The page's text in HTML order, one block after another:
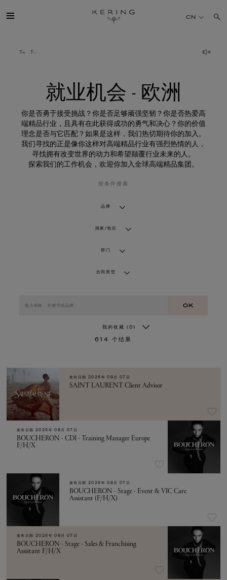
业
机
可持续发展
FINANCE
加入我们
CN
就业机会 - 欧洲
你是否勇于接受挑战？你是否足够顽强坚韧？你是否热爱高
端精品行业，且具有在此获得成功的勇气和决心？你的价值
理念是否与它匹配？如果是这样，我们热切期待你的加入。
我们寻找的正是像你这样对高端精品行业有强烈热情的人，
寻找拥有改变世界的动力和希望颠覆行业未来的人。
探索我们的工作机会，欢迎你加入全球高端精品集团。
按条件搜索
品牌
国家/地区
部门
合同类型
OK
我的收藏 (0)
614 个结果
发布日期 2026年 08月 07日
SAINT LAURENT Client Advisor
发布日期 2026年 08月 07日
BOUCHERON - CDI - Training Manager Europe
F/H/X
发布日期 2026年 08月 07日
BOUCHERON - Stage - Event & VIC Care
Assistant (F/H/X)
发布日期 2026年 08月 07日
BOUCHERON - Stage - Sales & Franchising
Assistant F/H/X